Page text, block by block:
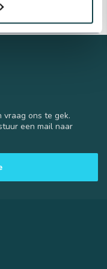
vraag ons te gek.
een mail naar